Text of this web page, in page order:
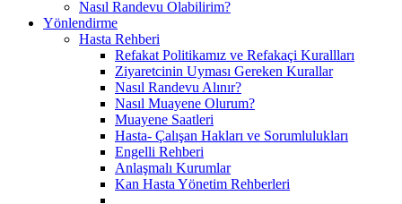
Nasıl Randevu Olabilirim?
Yönlendirme
Hasta Rehberi
Refakat Politikamız ve Refakaçi Kurallları
Ziyaretcinin Uyması Gereken Kurallar
Nasıl Randevu Alınır?
Nasıl Muayene Olurum?
Muayene Saatleri
Hasta- Çalışan Hakları ve Sorumlulukları
Engelli Rehberi
Anlaşmalı Kurumlar
Kan Hasta Yönetim Rehberleri